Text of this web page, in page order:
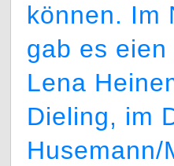
können. Im
gab es
Lena
Dieling, im